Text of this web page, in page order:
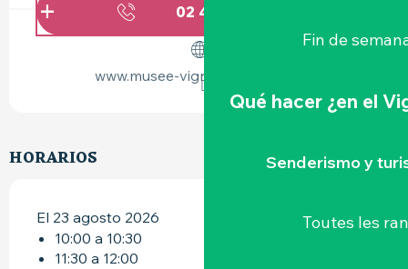
Fin de
Qué hacer ¿en el
Senderismo y
Toutes les
02 40 80 90
www.musee-vignoble-nantais.eu
HORARIOS
El 23 agosto 2026
10:00 a 10:30
11:30 a 12:00